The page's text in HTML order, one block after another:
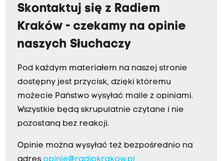
Skontaktuj się z Radiem
Kraków - czekamy na opinie
naszych Słuchaczy
Pod każdym materiałem na naszej stronie
dostępny jest przycisk, dzięki któremu
możecie Państwo wysyłać maile z opiniami.
Wszystkie będą skrupulatnie czytane i nie
pozostaną bez reakcji.
Opinie można wysyłać też bezpośrednio na